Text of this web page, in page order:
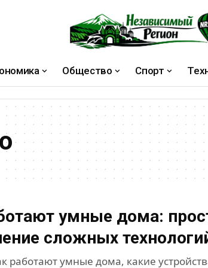
Общество Спорт
умные дома:
сложных
работают умные дома, какие